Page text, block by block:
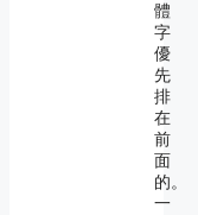
體
字
優
先
排
在
前
面
的。
一